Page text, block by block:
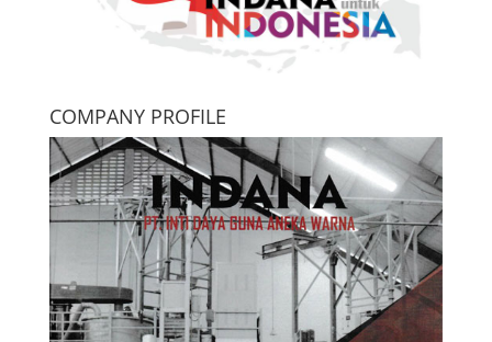
COMPANY PROFILE